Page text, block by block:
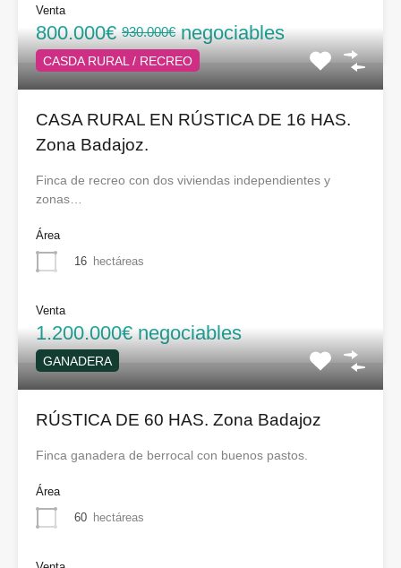
Venta
800.000€ 930.000€negociables
CASDA RURAL / RECREO
CASA RURAL EN RÚSTICA DE 16 HAS.
Zona Badajoz.
Finca de recreo con dos viviendas independientes y
zonas…
Área
16 hectáreas
Venta
1.200.000€ negociables
GANADERA
RÚSTICA DE 60 HAS. Zona Badajoz
Finca ganadera de berrocal con buenos pastos.
Área
60 hectáreas